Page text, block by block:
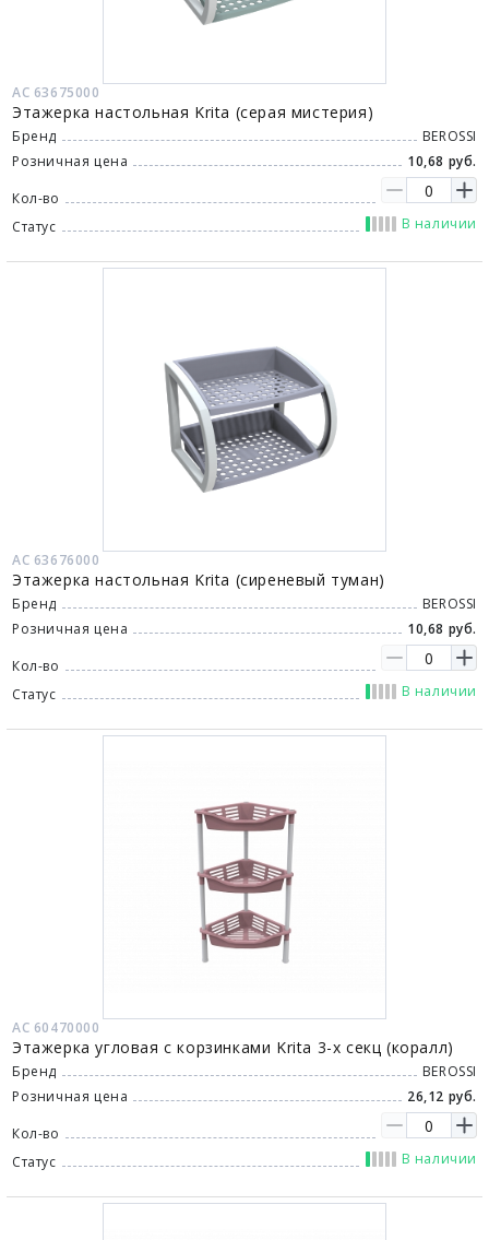
АС 63675000
Этажерка настольная Krita (серая мистерия)
Бренд
BEROSSI
Розничная цена
10,68 руб.
Кол-во
Статус
В наличии
АС 63676000
Этажерка настольная Krita (сиреневый туман)
Бренд
BEROSSI
Розничная цена
10,68 руб.
Кол-во
Статус
В наличии
АС 60470000
Этажерка угловая с корзинками Krita 3-х секц (коралл)
Бренд
BEROSSI
Розничная цена
26,12 руб.
Кол-во
Статус
В наличии